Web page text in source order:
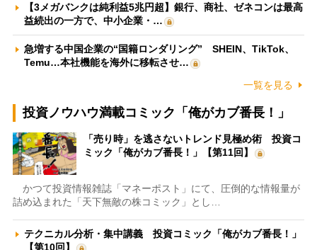
【3メガバンクは純利益5兆円超】銀行、商社、ゼネコンは最高
益続出の一方で、中小企業・…
急増する中国企業の“国籍ロンダリング” SHEIN、TikTok、
Temu…本社機能を海外に移転させ…
一覧を見る
投資ノウハウ満載コミック「俺がカブ番長！」
「売り時」を逃さないトレンド見極め術 投資コ
ミック「俺がカブ番長！」【第11回】
かつて投資情報雑誌「マネーポスト」にて、圧倒的な情報量が
詰め込まれた「天下無敵の株コミック」とし…
テクニカル分析・集中講義 投資コミック「俺がカブ番長！」
【第10回】